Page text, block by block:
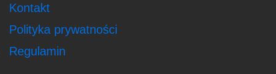
Kontakt
Polityka prywatności
Regulamin